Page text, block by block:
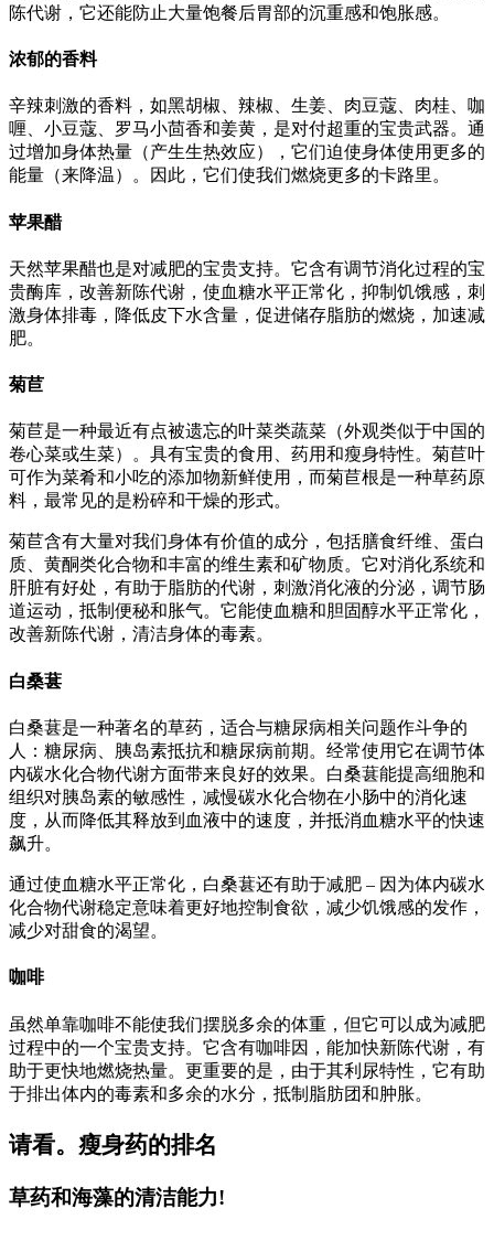
陈代谢，它还能防止大量饱餐后胃部的沉重感和饱胀感。
浓郁的香料
辛辣刺激的香料，如黑胡椒、辣椒、生姜、肉豆蔻、肉桂、咖
喱、小豆蔻、罗马小茴香和姜黄，是对付超重的宝贵武器。通
过增加身体热量（产生生热效应），它们迫使身体使用更多的
能量（来降温）。因此，它们使我们燃烧更多的卡路里。
苹果醋
天然苹果醋也是对减肥的宝贵支持。它含有调节消化过程的宝
贵酶库，改善新陈代谢，使血糖水平正常化，抑制饥饿感，刺
激身体排毒，降低皮下水含量，促进储存脂肪的燃烧，加速减
肥。
菊苣
菊苣是一种最近有点被遗忘的叶菜类蔬菜（外观类似于中国的
卷心菜或生菜）。具有宝贵的食用、药用和瘦身特性。菊苣叶
可作为菜肴和小吃的添加物新鲜使用，而菊苣根是一种草药原
料，最常见的是粉碎和干燥的形式。
菊苣含有大量对我们身体有价值的成分，包括膳食纤维、蛋白
质、黄酮类化合物和丰富的维生素和矿物质。它对消化系统和
肝脏有好处，有助于脂肪的代谢，刺激消化液的分泌，调节肠
道运动，抵制便秘和胀气。它能使血糖和胆固醇水平正常化，
改善新陈代谢，清洁身体的毒素。
白桑葚
白桑葚是一种著名的草药，适合与糖尿病相关问题作斗争的
人：糖尿病、胰岛素抵抗和糖尿病前期。经常使用它在调节体
内碳水化合物代谢方面带来良好的效果。白桑葚能提高细胞和
组织对胰岛素的敏感性，减慢碳水化合物在小肠中的消化速
度，从而降低其释放到血液中的速度，并抵消血糖水平的快速
飙升。
通过使血糖水平正常化，白桑葚还有助于减肥 – 因为体内碳水
化合物代谢稳定意味着更好地控制食欲，减少饥饿感的发作，
减少对甜食的渴望。
咖啡
虽然单靠咖啡不能使我们摆脱多余的体重，但它可以成为减肥
过程中的一个宝贵支持。它含有咖啡因，能加快新陈代谢，有
助于更快地燃烧热量。更重要的是，由于其利尿特性，它有助
于排出体内的毒素和多余的水分，抵制脂肪团和肿胀。
请看。瘦身药的排名
草药和海藻的清洁能力!